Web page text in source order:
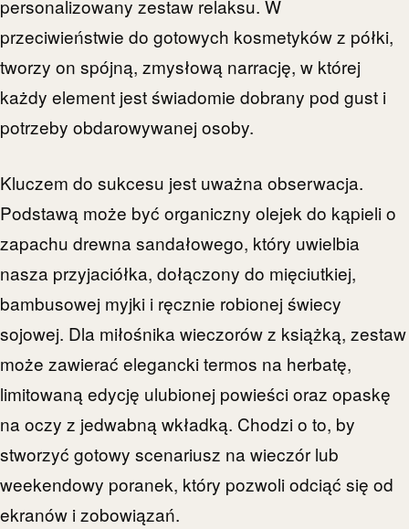
personalizowany zestaw relaksu. W
przeciwieństwie do gotowych kosmetyków z półki,
tworzy on spójną, zmysłową narrację, w której
każdy element jest świadomie dobrany pod gust i
potrzeby obdarowywanej osoby.
Kluczem do sukcesu jest uważna obserwacja.
Podstawą może być organiczny olejek do kąpieli o
zapachu drewna sandałowego, który uwielbia
nasza przyjaciółka, dołączony do mięciutkiej,
bambusowej myjki i ręcznie robionej świecy
sojowej. Dla miłośnika wieczorów z książką, zestaw
może zawierać elegancki termos na herbatę,
limitowaną edycję ulubionej powieści oraz opaskę
na oczy z jedwabną wkładką. Chodzi o to, by
stworzyć gotowy scenariusz na wieczór lub
weekendowy poranek, który pozwoli odciąć się od
ekranów i zobowiązań.